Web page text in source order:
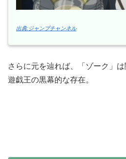
出典:ジャンプチャンネル
さらに元を辿れば、「ゾーク」
遊戯王の黒幕的な存在。